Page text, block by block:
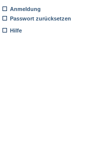
Anmeldung
Passwort zurücksetzen
Hilfe